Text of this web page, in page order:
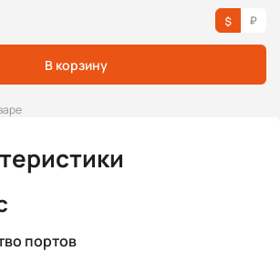
В корзину
портов